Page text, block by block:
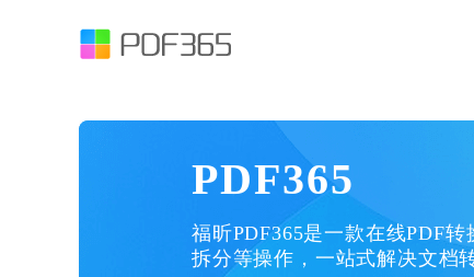
PDF365
福昕PDF365是一款在线PDF转
拆分等操作，一站式解决文档